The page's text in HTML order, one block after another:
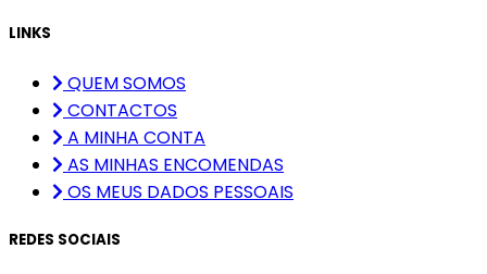
LINKS
QUEM SOMOS
CONTACTOS
A MINHA CONTA
AS MINHAS ENCOMENDAS
OS MEUS DADOS PESSOAIS
REDES SOCIAIS